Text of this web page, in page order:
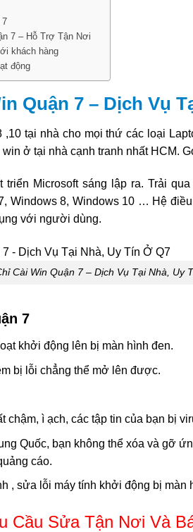
7
7 – Hỗ Trợ Tận Nơi
khách hàng
động
Quận 7 – Dịch Vụ
tại nhà cho mọi thứ các loại
ở tại nhà cạnh tranh nhất HCM.
Microsoft sáng lập ra. Trải
Windows 8, Windows 10 … Hệ
với người dùng.
Cài Win Quận 7 – Dịch Vụ Tại Nhà, Uy
7
khởi động lên bị màn hình đen.
bị lỗi chẳng thể mở lên được.
chậm, ì ạch, các tập tin của bạn bị
Quốc, bạn không thể xóa và gỡ
cáo.
, sửa lỗi máy tính khởi động bị màn
Cầu Sửa Tận Nơi Và